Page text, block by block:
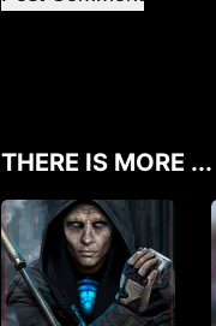
THERE IS MORE ...